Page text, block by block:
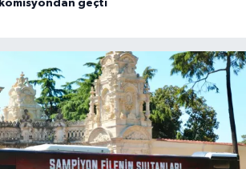
komisyondan geçti